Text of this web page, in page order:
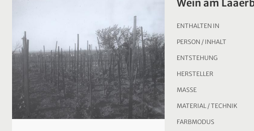
Wein am
ENTHALTEN IN
PERSON / INHALT
ENTSTEHUNG
HERSTELLER
MASSE
MATERIAL / TECHNIK
FARBMODUS